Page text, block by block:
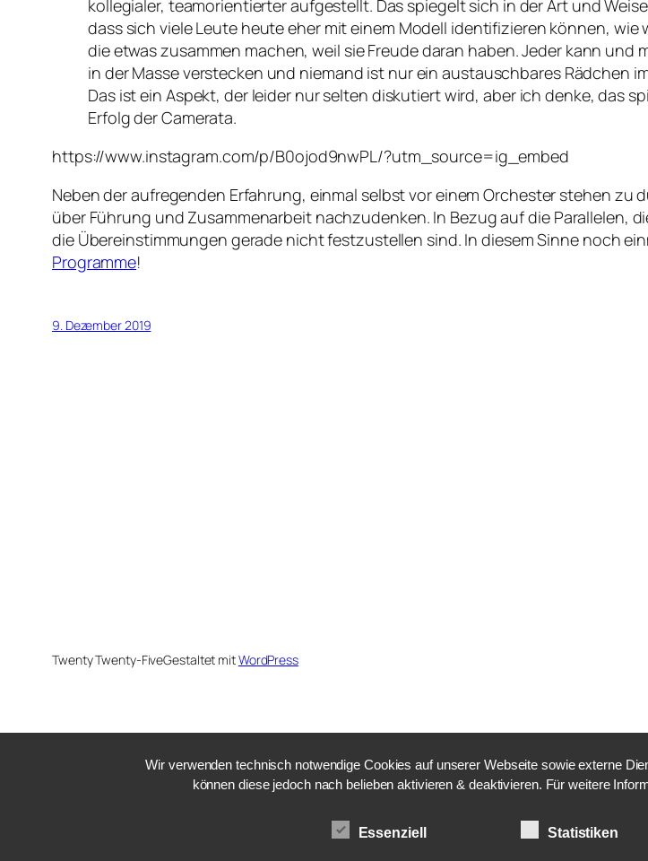
kollegialer, teamorientierter aufgestellt. Das spiegelt sich in der Art und
dass sich viele Leute heute eher mit einem Modell identifizieren können,
die etwas zusammen machen, weil sie Freude daran haben. Jeder kann
in der Masse verstecken und niemand ist nur ein austauschbares Rädchen
Das ist ein Aspekt, der leider nur selten diskutiert wird, aber ich denke, das
Erfolg der Camerata.
https://www.instagram.com/p/B0ojod9nwPL/?utm_source=ig_embed
Neben der aufregenden Erfahrung, einmal selbst vor einem Orchester stehen
über Führung und Zusammenarbeit nachzudenken. In Bezug auf die Parallelen,
die Übereinstimmungen gerade nicht festzustellen sind. In diesem Sinne noch
Programme!
9. Dezember 2019
Twenty Twenty-FiveGestaltet mitWordPress
Wir verwenden technisch notwendige Cookies auf unserer Webseite sowie externe
können diese jedoch nach belieben aktivieren & deaktivieren. Für weitere
Essenziell Statistiken